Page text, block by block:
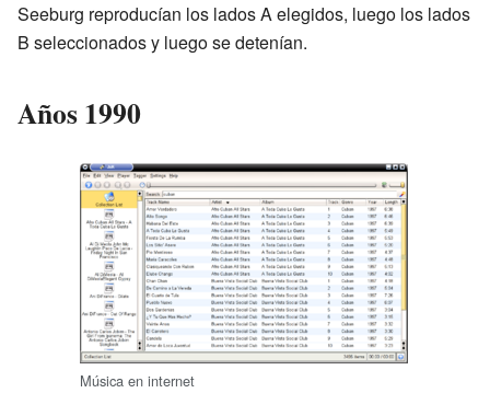
Seeburg reproducían los lados A elegidos, luego los lados
B seleccionados y luego se detenían.
Años 1990
Música en internet